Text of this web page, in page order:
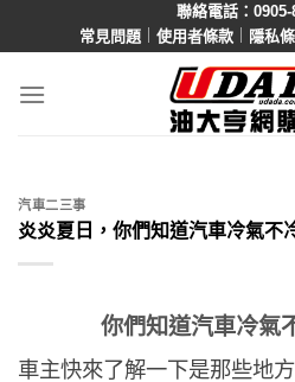
聯絡電話：0905-
常見問題｜ 使用者條款｜ 隱私
汽車二三事
炎炎夏日，你們知道汽車冷氣不
你們知道汽車冷氣
車主快來了解一下是那些地